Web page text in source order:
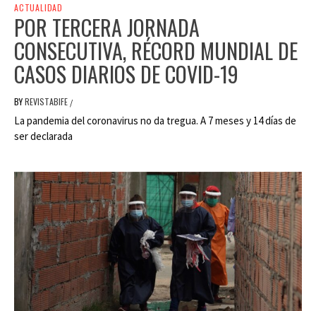
ACTUALIDAD
POR TERCERA JORNADA
CONSECUTIVA, RÉCORD MUNDIAL DE
CASOS DIARIOS DE COVID-19
BYREVISTABIFE /
La pandemia del coronavirus no da tregua. A 7 meses y 14 días de
ser declarada